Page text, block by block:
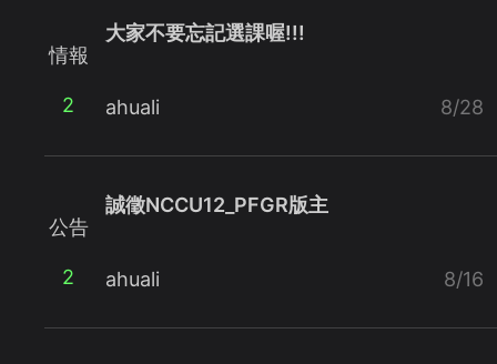
情報
2
大家不要忘記選課喔!!!
ahuali 8/28
公告
2
誠徵NCCU12_PFGR版主
ahuali 8/16